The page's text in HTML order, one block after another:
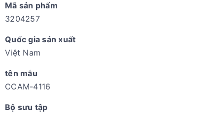
Mã sản phẩm
3204257
Quốc gia sản xuất
Việt Nam
tên mẫu
CCAM-4116
Bộ sưu tập